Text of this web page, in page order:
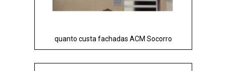
quanto custa fachadas ACM Socorro